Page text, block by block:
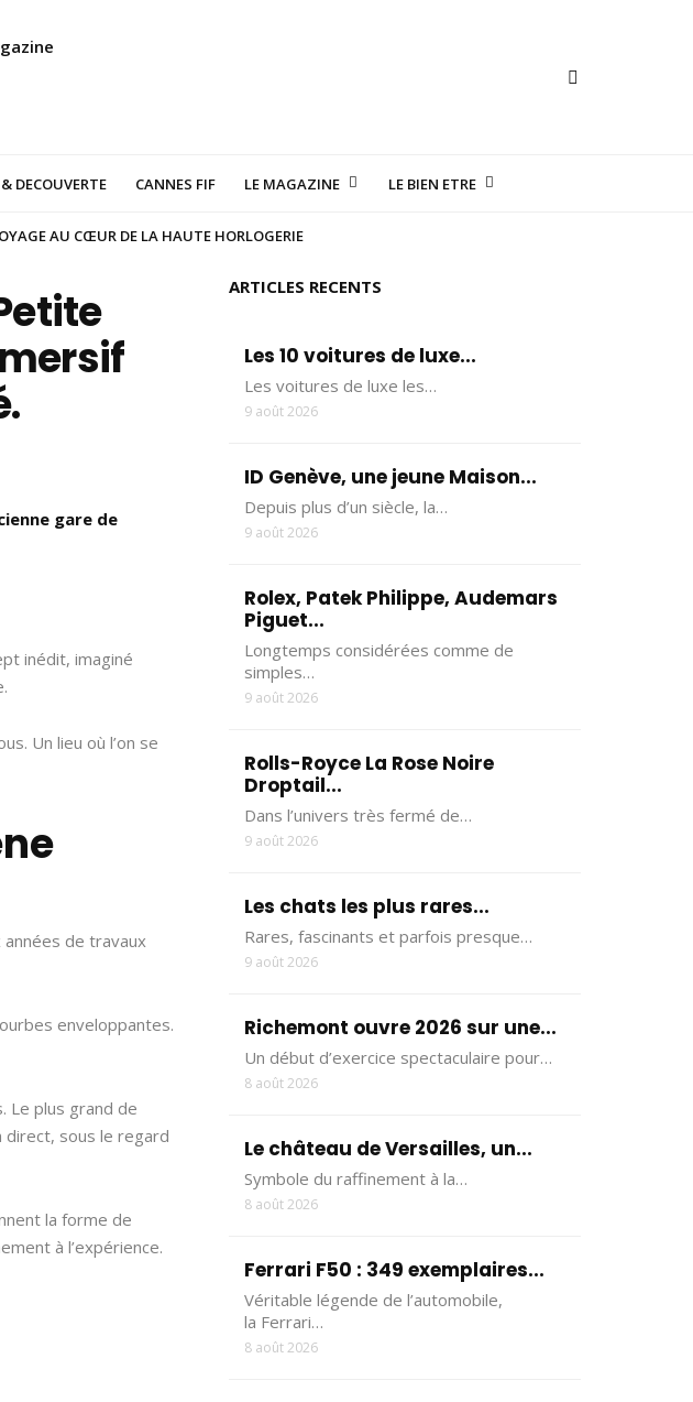
DECOUVERTE CANNES FIF LE MAGAZINE LE BIEN ETRE
AU CŒUR DE LA HAUTE HORLOGERIE
gare de
inédit, imaginé
Un lieu où l’on se
années de travaux
enveloppantes.
Le plus grand de
direct, sous le regard
la forme de
à l’expérience.
ARTICLES RECENTS
Les 10 voitures de luxe...
Les voitures de luxe les…
9 août 2026
ID Genève, une jeune Maison...
Depuis plus d’un siècle, la…
9 août 2026
Rolex, Patek Philippe, Audemars
Piguet...
Longtemps considérées comme de
simples…
9 août 2026
Rolls-Royce La Rose Noire
Droptail...
Dans l’univers très fermé de…
9 août 2026
Les chats les plus rares...
Rares, fascinants et parfois presque…
9 août 2026
Richemont ouvre 2026 sur une...
Un début d’exercice spectaculaire pour…
8 août 2026
Le château de Versailles, un...
Symbole du raffinement à la…
8 août 2026
Ferrari F50 : 349 exemplaires...
Véritable légende de l’automobile,
la Ferrari…
8 août 2026